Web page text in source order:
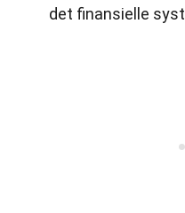
det finansielle